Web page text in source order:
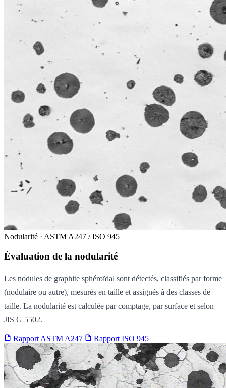
Nodularité · ASTM A247 / ISO 945
Évaluation de la nodularité
Les nodules de graphite sphéroïdal sont détectés, classifiés par forme
(nodulaire ou autre), mesurés en taille et assignés à des classes de
taille. La nodularité est calculée par comptage, par surface et selon
JIS G 5502.
Rapport ASTM A247 Rapport ISO 945